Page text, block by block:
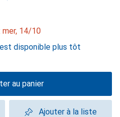
mer, 14/10
disponible plus tôt
au panier
Ajouter à la liste